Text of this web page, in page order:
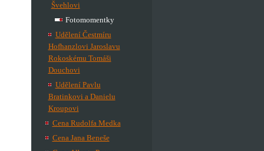
Švehlovi
Fotomomentky
Udělení Čestmíru
Hofhanzlovi Jaroslavu
Rokoskému Tomáši
Douchovi
Udělení Pavlu
Bratinkovi a Danielu
Kroupovi
Cena Rudolfa Medka
Cena Jana Beneše